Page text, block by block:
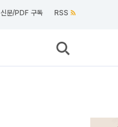
신문/PDF 구독 RSS